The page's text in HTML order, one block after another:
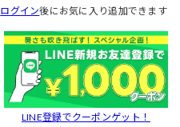
ログイン後にお気に入り追加できます
LINE登録でクーポンゲット！